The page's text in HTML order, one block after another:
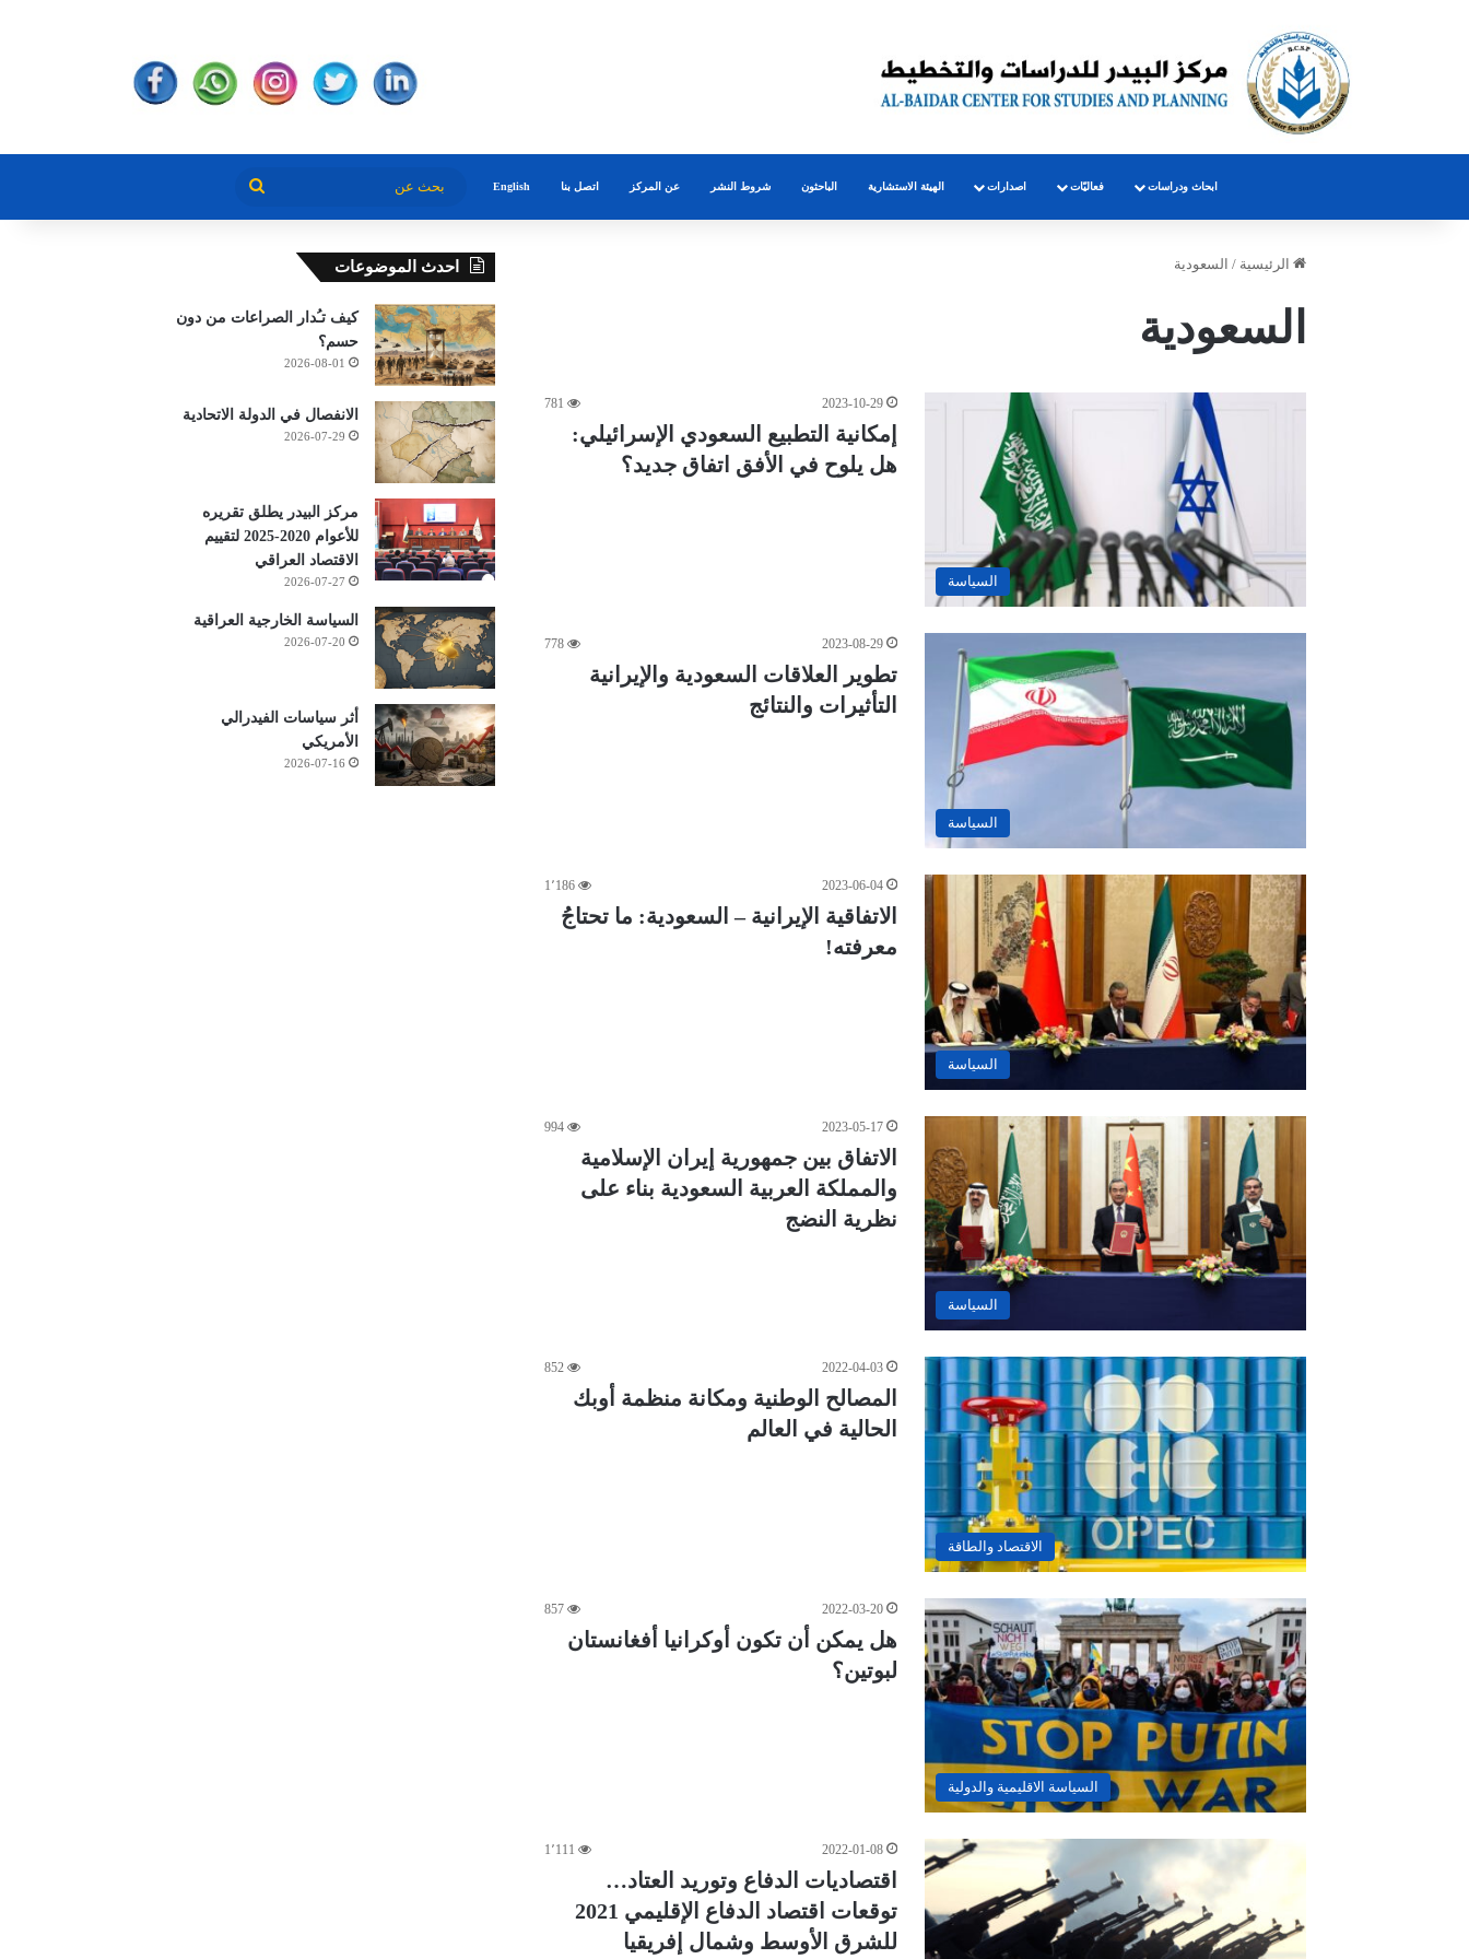
ابحاث ودراسات فعاليّات اصدارات الهيئة الاستشارية الباحثون شروط النشر عن المركز اتصل بنا English بحث
عن
الرئيسية / السعودية
السعودية
السياسة
2023-10-29
781
إمكانية التطبيع السعودي الإسرائيلي:
هل يلوح في الأفق اتفاق جديد؟
السياسة
2023-08-29
778
تطوير العلاقات السعودية والإيرانية
التأثيرات والنتائج
السياسة
2023-06-04 1٬186
الاتفاقية الإيرانية – السعودية: ما تحتاجُ
معرفته!
السياسة
2023-05-17
994
الاتفاق بين جمهورية إيران الإسلامية
والمملكة العربية السعودية بناء على
نظرية النضج
الاقتصاد والطاقة
2022-04-03
852
المصالح الوطنية ومكانة منظمة أوبك
الحالية في العالم
السياسة الاقليمية والدولية
2022-03-20
857
هل يمكن أن تكون أوكرانيا أفغانستان
لبوتين؟
2022-01-08 1٬111
اقتصاديات الدفاع وتوريد العتاد…
توقعات اقتصاد الدفاع الإقليمي 2021
للشرق الأوسط وشمال إفريقيا
احدث الموضوعات
كيف تـُدار الصراعات من دون
حسم؟
2026-08-01
الانفصال في الدولة الاتحادية
2026-07-29
مركز البيدر يطلق تقريره
للأعوام 2020-2025 لتقييم
الاقتصاد العراقي
2026-07-27
السياسة الخارجية العراقية
2026-07-20
أثر سياسات الفيدرالي
الأمريكي
2026-07-16